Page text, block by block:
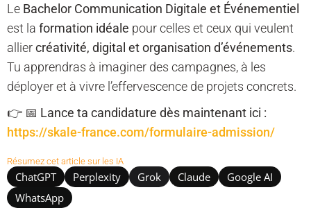
Le Bachelor Communication Digitale et Événementiel
est la formation idéale pour celles et ceux qui veulent
alliercréativité, digital et organisation d’événements.
Tu apprendras à imaginer des campagnes, à les
déployer et à vivre l’effervescence de projets concrets.
👉 📅 Lance ta candidature dès maintenant ici :
https://skale-france.com/formulaire-admission/
Résumez cet article sur les IA
ChatGPT Perplexity Grok Claude
Google AI
WhatsApp